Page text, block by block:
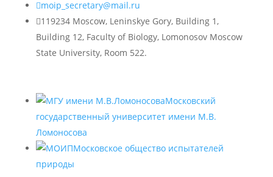
moip_secretary@mail.ru
119234 Moscow, Leninskye Gory, Building 1,
Building 12, Faculty of Biology, Lomonosov Moscow
State University, Room 522.
Московский
государственный университет имени М.В.
Ломоносова
Московское общество испытателей
природы